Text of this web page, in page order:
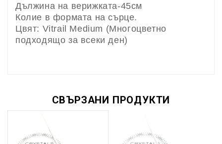
Дължина на верижката-45см
Колие в формата на сърце.
Цвят: Vitrail Medium (Многоцветно
подходящо за всеки ден)
СВЪРЗАНИ ПРОДУКТИ